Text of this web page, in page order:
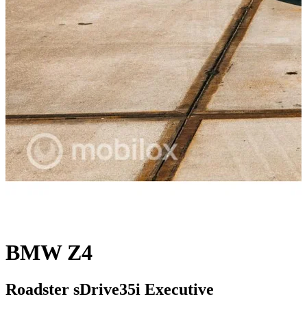
BMW Z4
Roadster sDrive35i Executive